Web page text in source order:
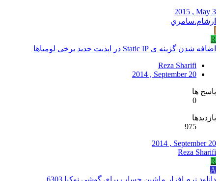
2015 , May 3
ارشام.سامري
R
اضافه شدن گزینه ی Static IP در اپدیت جدید برخی لومیاها
Reza Sharifi
2014 , September 20
پاسخ ها
0
بازدیدها
975
2014 , September 20
Reza Sharifi
R
A